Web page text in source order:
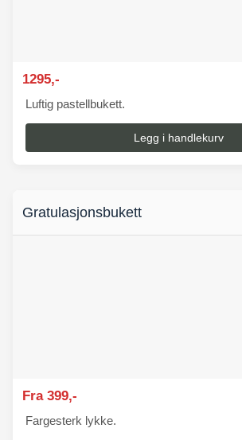
1295,-
Luftig pastellbukett.
Legg i handlekurv
Gratulasjonsbukett
Fra 399,-
Fargesterk lykke.